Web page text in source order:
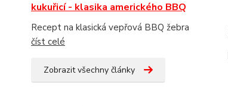
kukuřicí - klasika amerického BBQ
Recept na klasická vepřová BBQ žebra
číst celé
Zobrazit všechny články